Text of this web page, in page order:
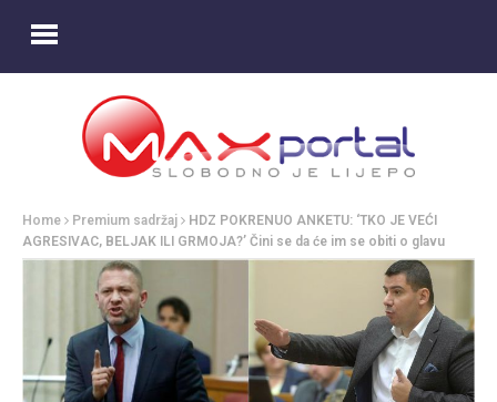
Home Premium sadržaj
HDZ POKRENUO ANKETU: ‘TKO JE VEĆI
AGRESIVAC, BELJAK ILI GRMOJA?’ Čini se da će im se obiti o glavu